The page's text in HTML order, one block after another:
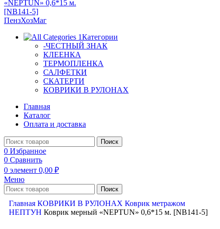
Категории
-ЧЕСТНЫЙ ЗНАК
КЛЕЕНКА
ТЕРМОПЛЕНКА
САЛФЕТКИ
СКАТЕРТИ
КОВРИКИ В РУЛОНАХ
Главная
Каталог
Оплата и доставка
Поиск
0 Избранное
0 Сравнить
0 элемент 0,00 ₽
Меню
Поиск
Главная КОВРИКИ В РУЛОНАХ Коврик метражом
НЕПТУН Коврик мерный «NEPTUN» 0,6*15 м. [NB141-5]